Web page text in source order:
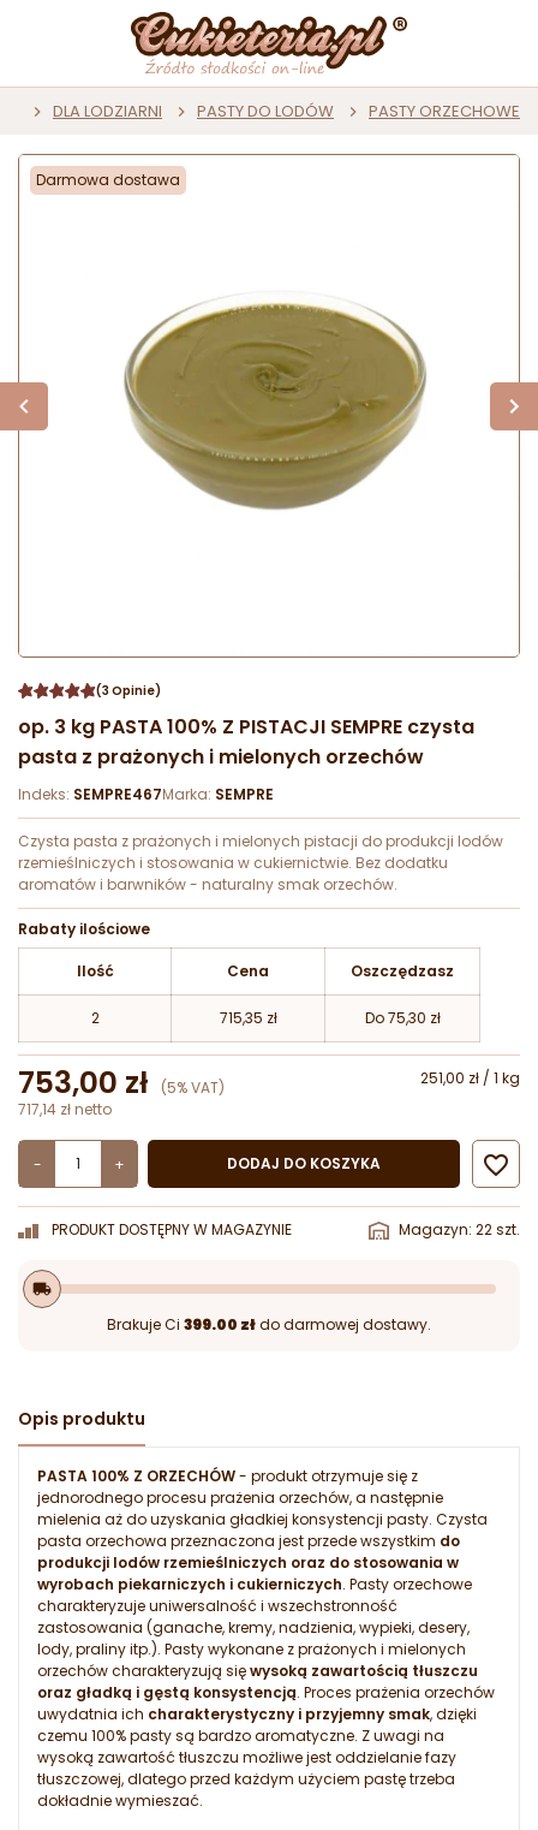
DLA LODZIARNI PASTY DO LODÓW PASTY ORZECHOWE
Darmowa dostawa
(3 Opinie)
op. 3 kg PASTA 100% Z PISTACJI SEMPRE czysta
pasta z prażonych i mielonych orzechów
Indeks: SEMPRE467Marka: SEMPRE
Czysta pasta z prażonych i mielonych pistacji do produkcji lodów
rzemieślniczych i stosowania w cukiernictwie. Bez dodatku
aromatów i barwników - naturalny smak orzechów.
Rabaty ilościowe
Ilość Cena Oszczędzasz
2 715,35 zł Do 75,30 zł
753,00 zł (5% VAT)
251,00 zł / 1 kg
717,14 zł netto
- + DODAJ DO KOSZYKA 
PRODUKT DOSTĘPNY W MAGAZYNIE Magazyn: 22 szt.
local_shipping
Brakuje Ci 399.00 złdo darmowej dostawy.
Opis produktu
PASTA 100% Z ORZECHÓW- produkt otrzymuje się z
jednorodnego procesu prażenia orzechów, a następnie
mielenia aż do uzyskania gładkiej konsystencji pasty. Czysta
pasta orzechowa przeznaczona jest przede wszystkim do
produkcji lodów rzemieślniczych oraz do stosowania w
wyrobach piekarniczych i cukierniczych. Pasty orzechowe
charakteryzuje uniwersalność i wszechstronność
zastosowania (ganache, kremy, nadzienia, wypieki, desery,
lody, praliny itp.). Pasty wykonane z prażonych i mielonych
orzechów charakteryzują sięwysoką zawartością tłuszczu
oraz gładką i gęstą konsystencją. Proces prażenia orzechów
uwydatnia ich charakterystyczny i przyjemny smak, dzięki
czemu 100% pasty są bardzo aromatyczne. Z uwagi na
wysoką zawartość tłuszczu możliwe jest oddzielanie fazy
tłuszczowej, dlatego przed każdym użyciem pastę trzeba
dokładnie wymieszać.